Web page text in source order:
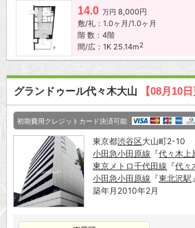
14.0 万円 8,000円
敷/礼：1.0ヶ月/1.0ヶ月
階 数：4階
間/広：1K 25.14m2
グランドゥール代々木大山 【08月10日
初期費用クレジットカード決済可能
東京都渋谷区大山町2-10
小田急小田原線 『代々木上
東京メトロ千代田線 『代々
小田急小田原線 『東北沢駅
築年月2010年2月